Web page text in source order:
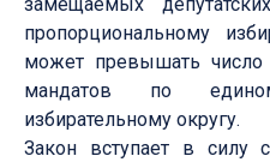
пропорциональному
может превышать число
мандатов по
избирательному округу.
Закон вступает в силу